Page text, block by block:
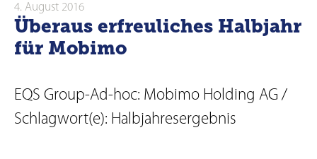
i
g
t
i
4. August 2016
Überaus erfreuliches Halbjahr
für Mobimo
EQS Group-Ad-hoc: Mobimo Holding AG /
Schlagwort(e): Halbjahresergebnis